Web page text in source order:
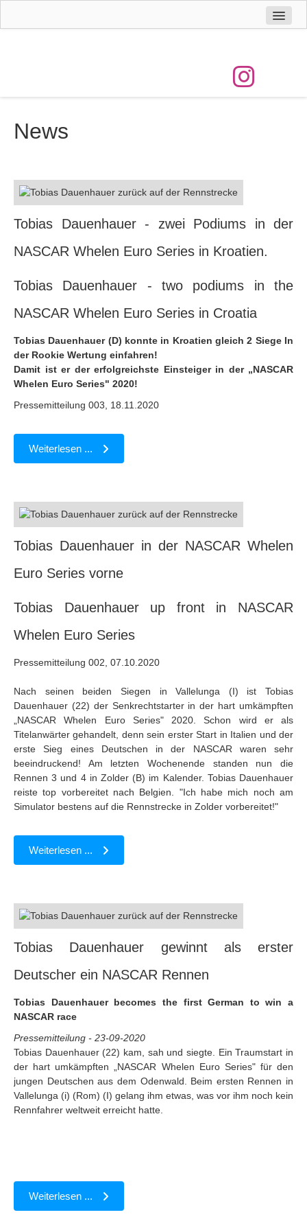
News
Sponsoring & Kontakt
Termine
News
Tobias Dauenhauer - zwei Podiums in der
NASCAR Whelen Euro Series in Kroatien.
Tobias Dauenhauer - two podiums in the
NASCAR Whelen Euro Series in Croatia
Tobias Dauenhauer (D) konnte in Kroatien gleich 2 Siege In
der Rookie Wertung einfahren!
Damit ist er der erfolgreichste Einsteiger in der „NASCAR
Whelen Euro Series" 2020!
Pressemitteilung 003, 18.11.2020
Weiterlesen ...
Tobias Dauenhauer in der NASCAR Whelen
Euro Series vorne
Tobias Dauenhauer up front in NASCAR
Whelen Euro Series
Pressemitteilung 002, 07.10.2020
Nach seinen beiden Siegen in Vallelunga (I) ist Tobias
Dauenhauer (22) der Senkrechtstarter in der hart umkämpften
„NASCAR Whelen Euro Series" 2020. Schon wird er als
Titelanwärter gehandelt, denn sein erster Start in Italien und der
erste Sieg eines Deutschen in der NASCAR waren sehr
beeindruckend! Am letzten Wochenende standen nun die
Rennen 3 und 4 in Zolder (B) im Kalender. Tobias Dauenhauer
reiste top vorbereitet nach Belgien. "Ich habe mich noch am
Simulator bestens auf die Rennstrecke in Zolder vorbereitet!"
Weiterlesen ...
Tobias Dauenhauer gewinnt als erster
Deutscher ein NASCAR Rennen
Tobias Dauenhauer becomes the first German to win a
NASCAR race
Pressemitteilung - 23-09-2020
Tobias Dauenhauer (22) kam, sah und siegte. Ein Traumstart in
der hart umkämpften „NASCAR Whelen Euro Series" für den
jungen Deutschen aus dem Odenwald. Beim ersten Rennen in
Vallelunga (i) (Rom) (I) gelang ihm etwas, was vor ihm noch kein
Rennfahrer weltweit erreicht hatte.
Weiterlesen ...